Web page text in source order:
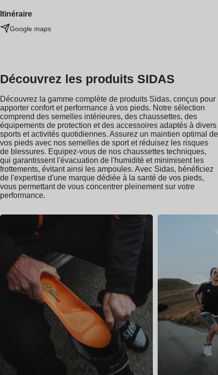
Itinéraire
Google maps
Découvrez les produits SIDAS
Découvrez la gamme complète de produits Sidas, conçus pour
apporter confort et performance à vos pieds. Notre sélection
comprend des semelles intérieures, des chaussettes, des
équipements de protection et des accessoires adaptés à divers
sports et activités quotidiennes. Assurez un maintien optimal de
vos pieds avec nos semelles de sport et réduisez les risques
de blessures. Equipez-vous de nos chaussettes techniques,
qui garantissent l'évacuation de l'humidité et minimisent les
frottements, évitant ainsi les ampoules. Avec Sidas, bénéficiez
de l'expertise d'une marque dédiée à la santé de vos pieds,
vous permettant de vous concentrer pleinement sur votre
performance.